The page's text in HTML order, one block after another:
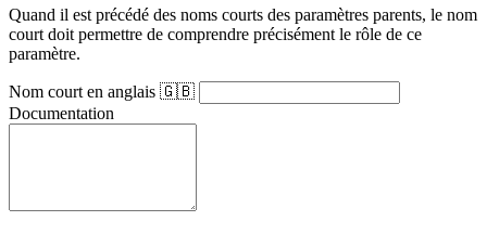
Quand il est précédé des noms courts des paramètres parents, le nom
court doit permettre de comprendre précisément le rôle de ce
paramètre.
Nom court en anglais 🇬🇧
Documentation